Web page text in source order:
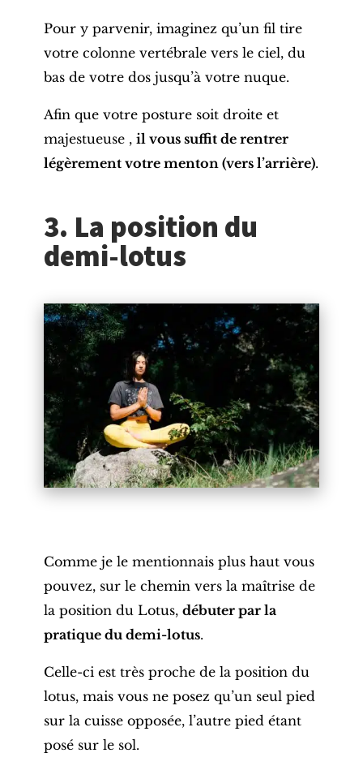
Pour y parvenir, imaginez qu’un fil tire
votre colonne vertébrale vers le ciel, du
bas de votre dos jusqu’à votre nuque.
Afin que votre posturesoit droite et
majestueuse , il vous suffit de rentrer
légèrement votre menton (vers l’arrière).
3. La position du
demi-lotus
Comme je le mentionnais plus haut vous
pouvez, sur le chemin vers la maîtrise de
la position du Lotus, débuter par la
pratique du demi-lotus.
Celle-ci est très proche de la position du
lotus, mais vous ne posez qu’un seul pied
sur la cuisse opposée, l’autre pied étant
posé sur le sol.